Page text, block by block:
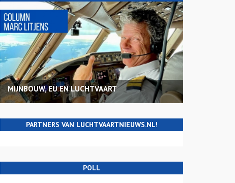
MIJNBOUW, EU EN LUCHTVAART
PARTNERS VAN LUCHTVAARTNIEUWS.NL!
POLL